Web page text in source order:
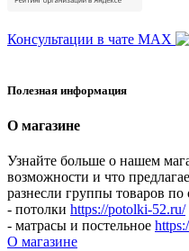
Консультации в чате МАХ
Полезная информация
О магазине
Узнайте больше о нашем
возможности и что
разнесли группы товаров
- потолки https://potolki-52.ru/
- матрасы и постельное
О магазине